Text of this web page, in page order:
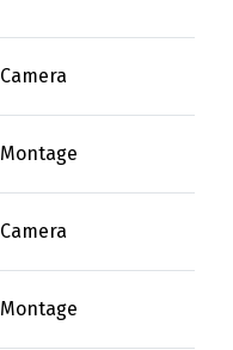
Camera
Montage
Camera
Montage